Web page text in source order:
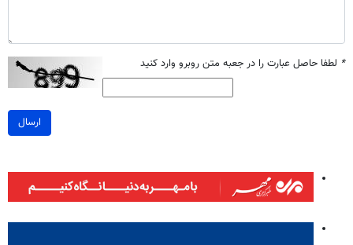
* لطفا حاصل عبارت را در جعبه متن روبرو وارد کنید
ارسال